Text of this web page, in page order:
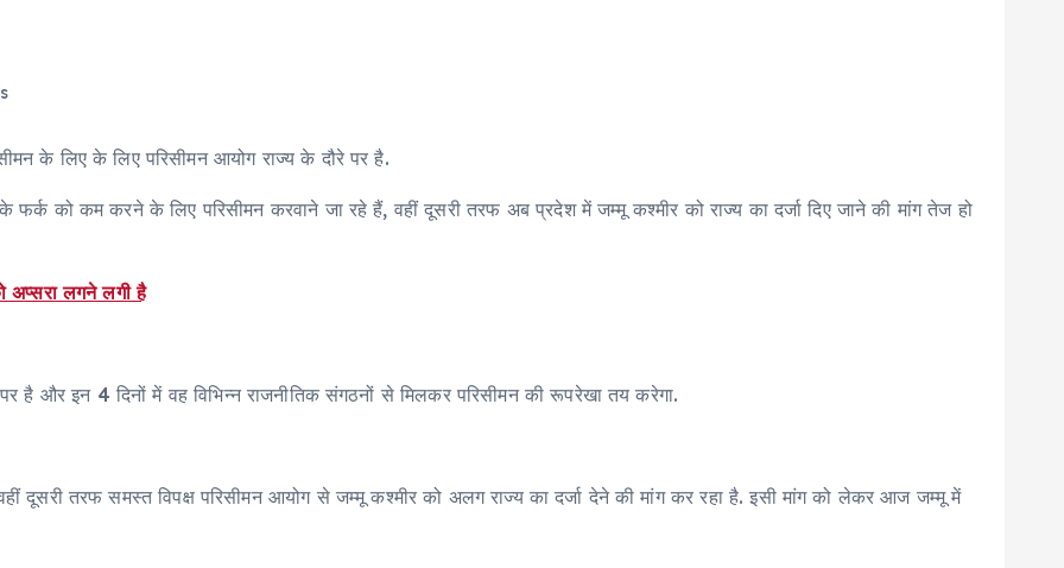
के लिए के लिए परिसीमन आयोग राज्य के दौरे पर है.
को कम करने के लिए परिसीमन करवाने जा रहे हैं, वहीं दूसरी तरफ अब प्रदेश में जम्मू कश्मीर को राज्य का दर्जा दिए जाने की मांग तेज हो
अप्सरा लगने लगी है
है और इन 4 दिनों में वह विभिन्न राजनीतिक संगठनों से मिलकर परिसीमन की रूपरेखा तय करेगा.
दूसरी तरफ समस्त विपक्ष परिसीमन आयोग से जम्मू कश्मीर को अलग राज्य का दर्जा देने की मांग कर रहा है. इसी मांग को लेकर आज जम्मू में